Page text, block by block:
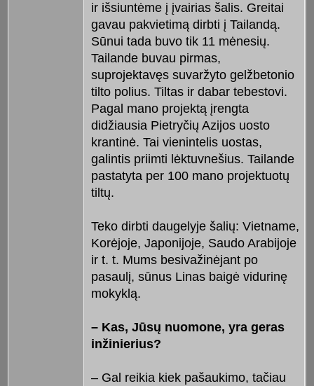
ir išsiuntėme į įvairias šalis. Greitai
gavau pakvietimą dirbti į Tailandą.
Sūnui tada buvo tik 11 mėnesių.
Tailande buvau pirmas,
suprojektavęs suvaržyto gelžbetonio
tilto polius. Tiltas ir dabar tebestovi.
Pagal mano projektą įrengta
didžiausia Pietryčių Azijos uosto
krantinė. Tai vienintelis uostas,
galintis priimti lėktuvnešius. Tailande
pastatyta per 100 mano projektuotų
tiltų.
Teko dirbti daugelyje šalių: Vietname,
Korėjoje, Japonijoje, Saudo Arabijoje
ir t. t. Mums besivažinėjant po
pasaulį, sūnus Linas baigė vidurinę
mokyklą.
– Kas, Jūsų nuomone, yra geras
inžinierius?
– Gal reikia kiek pašaukimo, tačiau